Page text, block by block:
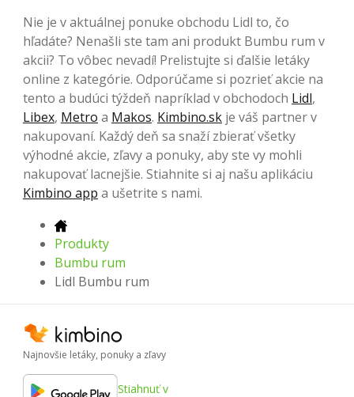
Nie je v aktuálnej ponuke obchodu Lidl to, čo
hľadáte? Nenašli ste tam ani produkt Bumbu rum v
akcii? To vôbec nevadí! Prelistujte si ďalšie letáky
online z kategórie. Odporúčame si pozrieť akcie na
tento a budúci týždeň napríklad v obchodoch Lidl,
Libex, Metro a Makos. Kimbino.sk je váš partner v
nakupovaní. Každý deň sa snaží zbierať všetky
výhodné akcie, zľavy a ponuky, aby ste vy mohli
nakupovať lacnejšie. Stiahnite si aj našu aplikáciu
Kimbino app a ušetrite s nami.
Produkty
Bumbu rum
Lidl Bumbu rum
Najnovšie letáky, ponuky a zľavy
Stiahnuť v